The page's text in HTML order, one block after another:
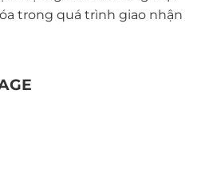
trong quá trình giao nhận